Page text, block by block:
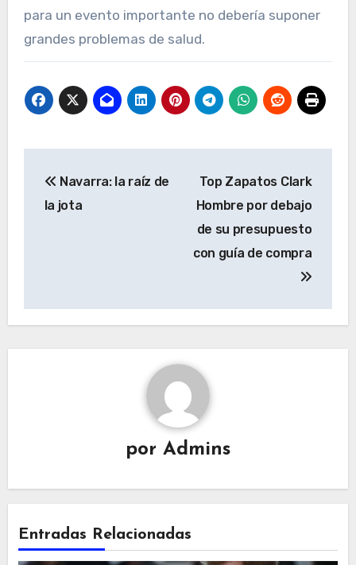
para un evento importante no debería suponer
grandes problemas de salud.
de
Navarra: la raíz de
la jota
Top Zapatos Clark
Hombre por debajo
de su presupuesto
con guía de compra
por Admins
Entradas Relacionadas